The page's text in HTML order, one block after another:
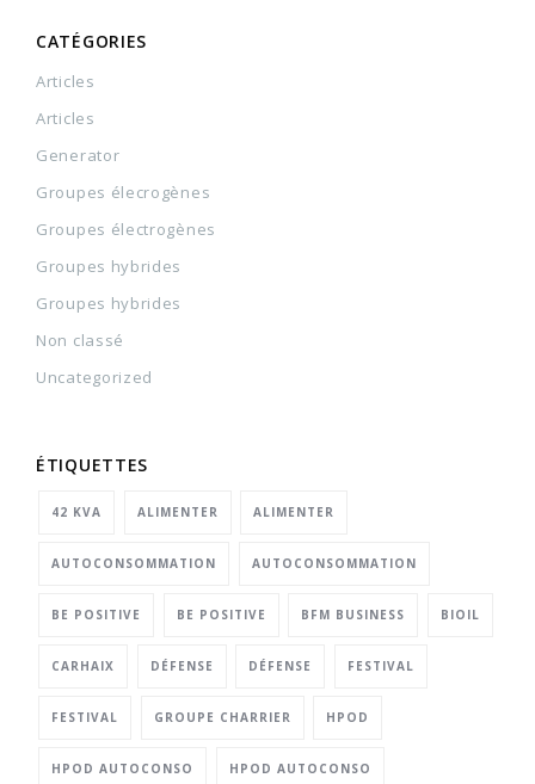
CATÉGORIES
Articles
Articles
Generator
Groupes élecrogènes
Groupes électrogènes
Groupes hybrides
Groupes hybrides
Non classé
Uncategorized
ÉTIQUETTES
42 KVA ALIMENTER ALIMENTER
AUTOCONSOMMATION AUTOCONSOMMATION
BE POSITIVE BE POSITIVE BFM BUSINESS BIOIL
CARHAIX DÉFENSE DÉFENSE FESTIVAL
FESTIVAL GROUPE CHARRIER HPOD
HPOD AUTOCONSO HPOD AUTOCONSO